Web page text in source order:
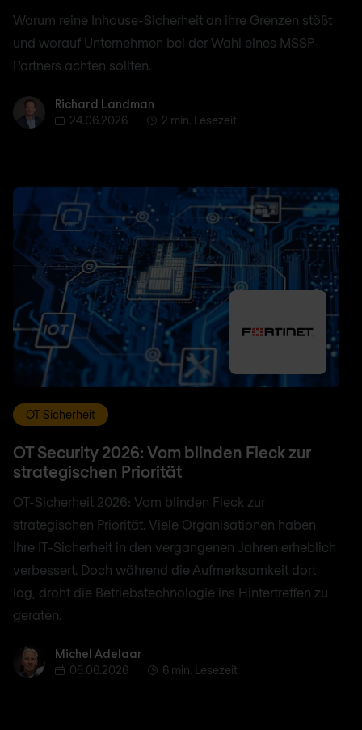
Warum reine Inhouse-Sicherheit an ihre Grenzen stößt
und worauf Unternehmen bei der Wahl eines MSSP-
Partners achten sollten.
Richard Landman
Richard Landman
24.06.2026
2 min. Lesezeit
OT Sicherheit
OT Security 2026: Vom blinden Fleck zur
strategischen Priorität
OT-Sicherheit 2026: Vom blinden Fleck zur
strategischen Priorität. Viele Organisationen haben
ihre IT-Sicherheit in den vergangenen Jahren erheblich
verbessert. Doch während die Aufmerksamkeit dort
lag, droht die Betriebstechnologie ins Hintertreffen zu
geraten.
Michel Adelaar
Michel Adelaar
05.06.2026
6 min. Lesezeit